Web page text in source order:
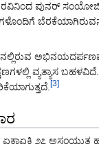
ಪುನರ್
ವ್ಯತ್ಯಾಸ
[3]
ಏಕಾ‌ಏಕಿ ೨೭